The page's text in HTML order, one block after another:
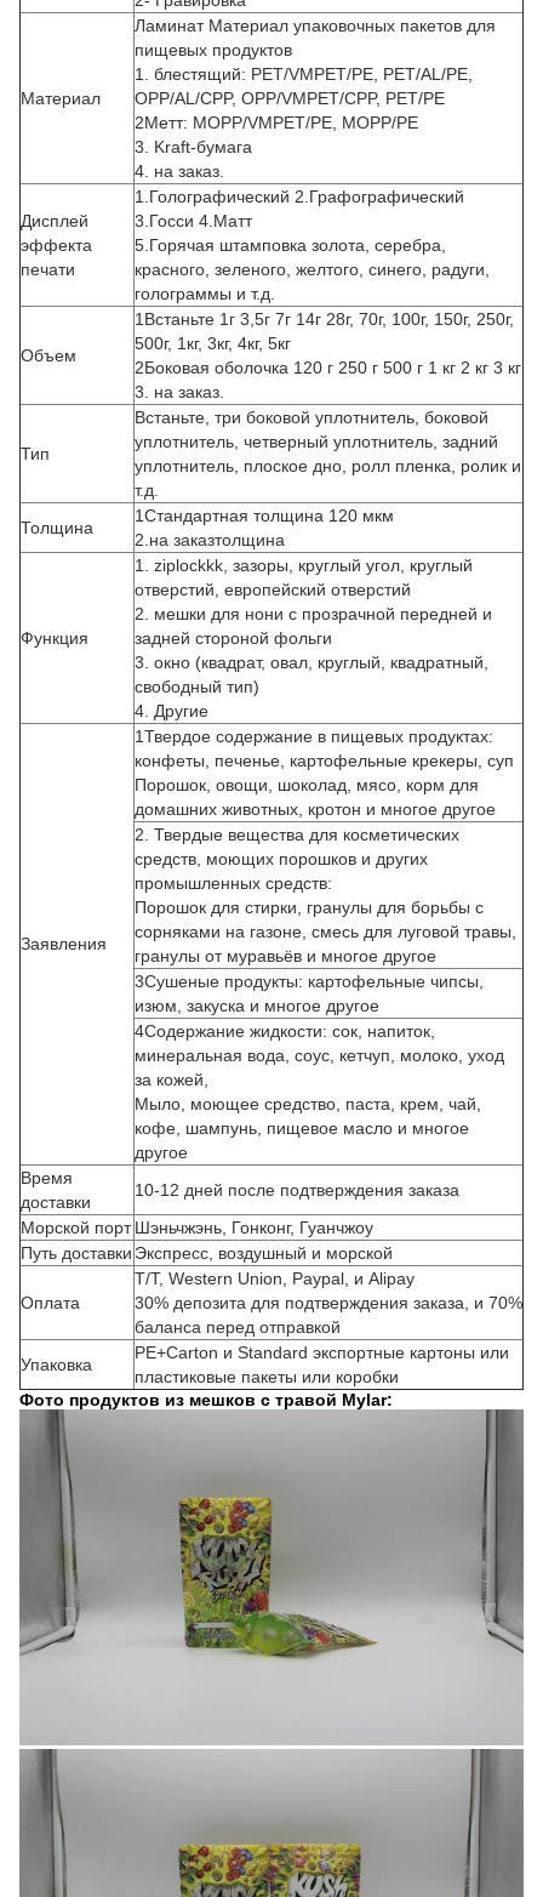
Материал
Ламинат Материал упаковочных пакетов для
пищевых продуктов
1. блестящий: PET/VMPET/PE, PET/AL/PE,
OPP/AL/CPP, OPP/VMPET/CPP, PET/PE
2Метт: MOPP/VMPET/PE, MOPP/PE
3. Kraft-бумага
4. на заказ.
Дисплей
эффекта
печати
1.Голографический 2.Графографический
3.Госси 4.Матт
5.Горячая штамповка золота, серебра,
красного, зеленого, желтого, синего, радуги,
голограммы и т.д.
Объем
1Встаньте 1г 3,5г 7г 14г 28г, 70г, 100г, 150г, 250г,
500г, 1кг, 3кг, 4кг, 5кг
2Боковая оболочка 120 г 250 г 500 г 1 кг 2 кг 3 кг
3. на заказ.
Тип
Встаньте, три боковой уплотнитель, боковой
уплотнитель, четверный уплотнитель, задний
уплотнитель, плоское дно, ролл пленка, ролик и
т.д.
Толщина
1Стандартная толщина 120 мкм
2. на заказтолщина
Функция
1. ziplockkk, зазоры, круглый угол, круглый
отверстий, европейский отверстий
2. мешки для нони с прозрачной передней и
задней стороной фольги
3. окно (квадрат, овал, круглый, квадратный,
свободный тип)
4. Другие
Заявления
1Твердое содержание в пищевых продуктах:
конфеты, печенье, картофельные крекеры, суп
Порошок, овощи, шоколад, мясо, корм для
домашних животных, кротон и многое другое
2. Твердые вещества для косметических
средств, моющих порошков и других
промышленных средств:
Порошок для стирки, гранулы для борьбы с
сорняками на газоне, смесь для луговой травы,
гранулы от муравьёв и многое другое
3Сушеные продукты: картофельные чипсы,
изюм, закуска и многое другое
4Содержание жидкости: сок, напиток,
минеральная вода, соус, кетчуп, молоко, уход
за кожей,
Мыло, моющее средство, паста, крем, чай,
кофе, шампунь, пищевое масло и многое
другое
Время
доставки
10-12 дней после подтверждения заказа
Морской порт Шэньчжэнь, Гонконг, Гуанчжоу
Путь доставки Экспресс, воздушный и морской
Оплата
T/T, Western Union, Paypal, и Alipay
30% депозита для подтверждения заказа, и 70%
баланса перед отправкой
Упаковка
PE+Carton и Standard экспортные картоны или
пластиковые пакеты или коробки
Фото продуктов из мешков с травой Mylar: